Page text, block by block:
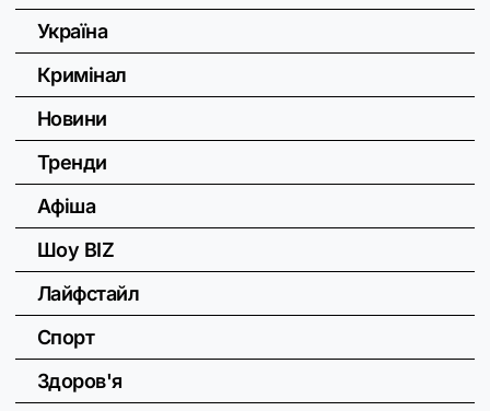
Україна
Кримінал
Новини
Тренди
Афіша
Шоу BIZ
Лайфстайл
Спорт
Здоров'я